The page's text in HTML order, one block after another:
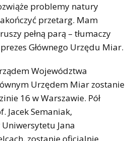
problemy natury
przetarg. Mam
pełną parą – tłumaczy
Głównego Urzędu Miar.
Województwa
Urzędem Miar zostanie
16 w Warszawie. Pół
Jacek Semaniak,
Jana